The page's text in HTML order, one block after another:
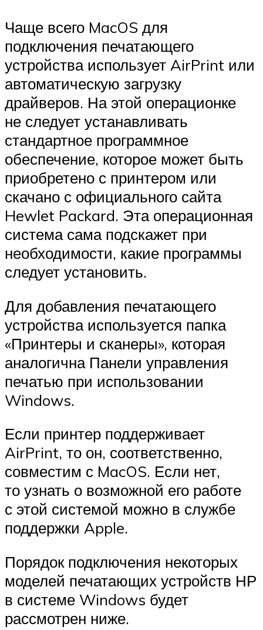
Чаще всего MacOS для
подключения печатающего
устройства использует AirPrint или
автоматическую загрузку
драйверов. На этой операционке
не следует устанавливать
стандартное программное
обеспечение, которое может быть
приобретено с принтером или
скачано с официального сайта
Hewlet Packard. Эта операционная
система сама подскажет при
необходимости, какие программы
следует установить.
Для добавления печатающего
устройства используется папка
«Принтеры и сканеры», которая
аналогична Панели управления
печатью при использовании
Windows.
Если принтер поддерживает
AirPrint, то он, соответственно,
совместим с MacOS. Если нет,
то узнать о возможной его работе
с этой системой можно в службе
поддержки Apple.
Порядок подключения некоторых
моделей печатающих устройств НР
в системе Windows будет
рассмотрен ниже.